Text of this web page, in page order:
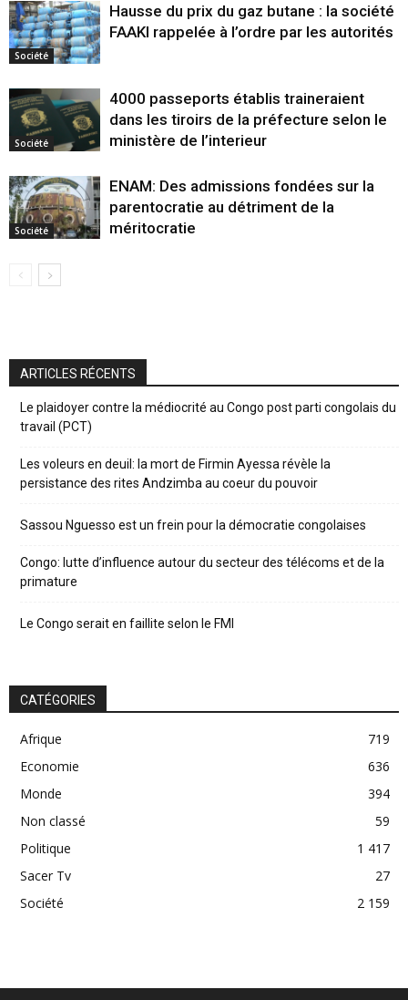
Société
Hausse du prix du gaz butane : la société
FAAKI rappelée à l’ordre par les autorités
Société
4000 passeports établis traineraient
dans les tiroirs de la préfecture selon le
ministère de l’interieur
Société
ENAM: Des admissions fondées sur la
parentocratie au détriment de la
méritocratie
ARTICLES RÉCENTS
Le plaidoyer contre la médiocrité au Congo post parti congolais du
travail (PCT)
Les voleurs en deuil: la mort de Firmin Ayessa révèle la
persistance des rites Andzimba au coeur du pouvoir
Sassou Nguesso est un frein pour la démocratie congolaises
Congo: lutte d’influence autour du secteur des télécoms et de la
primature
Le Congo serait en faillite selon le FMI
CATÉGORIES
Afrique
719
Economie
636
Monde
394
Non classé
59
Politique
1 417
Sacer Tv
27
Société
2 159